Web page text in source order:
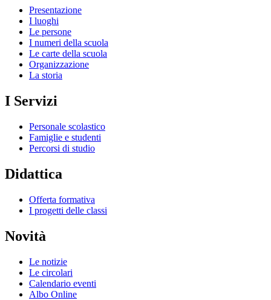
Presentazione
I luoghi
Le persone
I numeri della scuola
Le carte della scuola
Organizzazione
La storia
I Servizi
Personale scolastico
Famiglie e studenti
Percorsi di studio
Didattica
Offerta formativa
I progetti delle classi
Novità
Le notizie
Le circolari
Calendario eventi
Albo Online